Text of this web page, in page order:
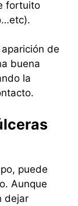
fortuito
aparición de
buena
la
puede
Aunque
dejar